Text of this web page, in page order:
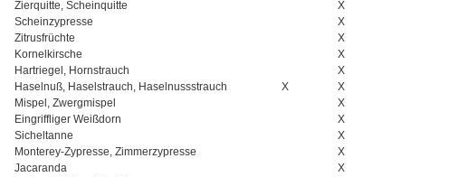
Zierquitte, Scheinquitte
X
Scheinzypresse
X
Zitrusfrüchte
X
Kornelkirsche
X
Hartriegel, Hornstrauch
X
Haselnuß, Haselstrauch, Haselnussstrauch X
X
Mispel, Zwergmispel
X
Eingriffliger Weißdorn
X
Sicheltanne
X
Monterey-Zypresse, Zimmerzypresse
X
Jacaranda
X